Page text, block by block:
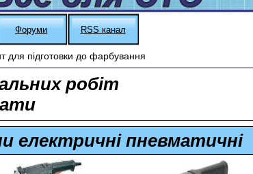
Форуми RSS канал
для підготовки до фарбування
робіт
електричні пневматичні